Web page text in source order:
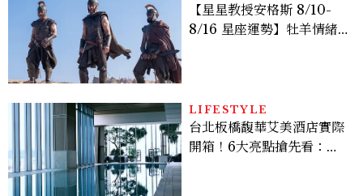
【星星教授安格斯 8/10-
8/16 星座運勢】牡羊情緒
LIFESTYLE
台北板橋馥華艾美酒店實際
開箱！6大亮點搶先看：新